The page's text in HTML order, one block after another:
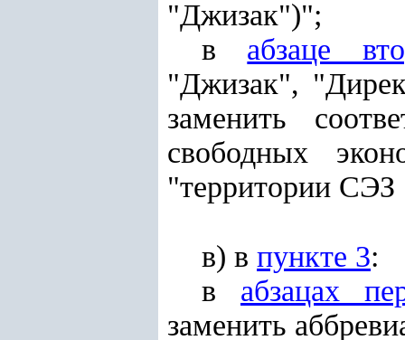
"Джизак")";
в абзаце
"Джизак",
заменить
свободных
"территории
в) в пункте 3:
в абзацах
заменить